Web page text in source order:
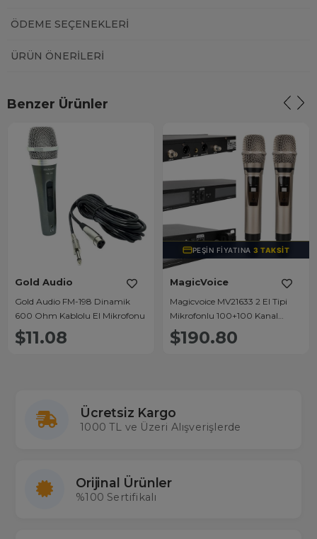
ÖDEME SEÇENEKLERI
ÜRÜN ÖNERILERI
Benzer Ürünler
Gold Audio
Gold Audio FM-198 Dinamik
600 Ohm Kablolu El Mikrofonu
$11.08
PEŞIN FIYATINA3 TAKSIT
MagicVoice
Magicvoice MV21633 2 El Tipi
Mikrofonlu 100+100 Kanal
Antenli Uhf-Pll Kablosuz Telsiz
Mikrofon
$190.80
Ücretsiz Kargo
1000 TL ve Üzeri Alışverişlerde
Orijinal Ürünler
%100 Sertifikalı